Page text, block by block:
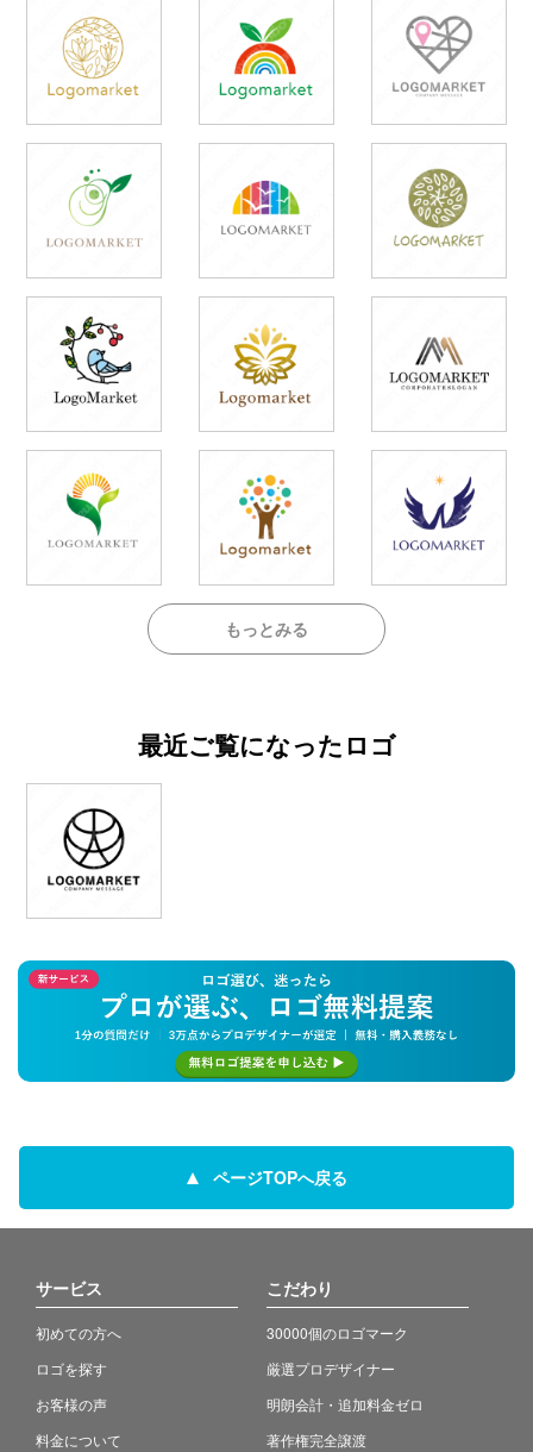
もっとみる
最近ご覧になったロゴ
ページTOPへ戻る
サービス
初めての方へ
ロゴを探す
お客様の声
料金について
こだわり
30000個のロゴマーク
厳選プロデザイナー
明朗会計・追加料金ゼロ
著作権完全譲渡